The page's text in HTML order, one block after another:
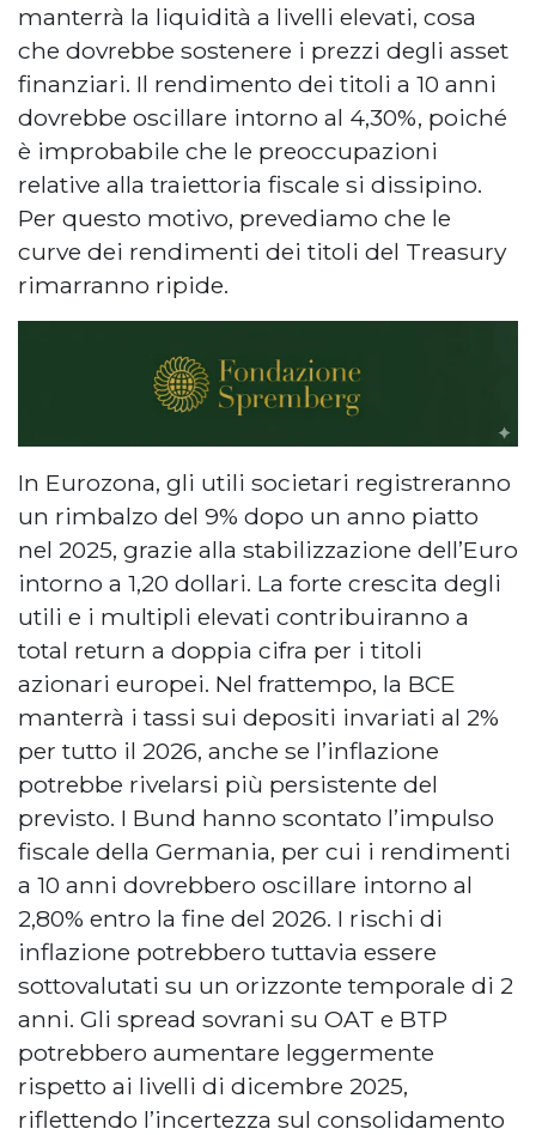
manterrà la liquidità a livelli elevati, cosa
che dovrebbe sostenere i prezzi degli asset
finanziari. Il rendimento dei titoli a 10 anni
dovrebbe oscillare intorno al 4,30%, poiché
è improbabile che le preoccupazioni
relative alla traiettoria fiscale si dissipino.
Per questo motivo, prevediamo che le
curve dei rendimenti dei titoli del Treasury
rimarranno ripide.
In Eurozona, gli utili societari registreranno
un rimbalzo del 9% dopo un anno piatto
nel 2025, grazie alla stabilizzazione dell’Euro
intorno a 1,20 dollari. La forte crescita degli
utili e i multipli elevati contribuiranno a
total return a doppia cifra per i titoli
azionari europei. Nel frattempo, la BCE
manterrà i tassi sui depositi invariati al 2%
per tutto il 2026, anche se l’inflazione
potrebbe rivelarsi più persistente del
previsto. I Bund hanno scontato l’impulso
fiscale della Germania, per cui i rendimenti
a 10 anni dovrebbero oscillare intorno al
2,80% entro la fine del 2026. I rischi di
inflazione potrebbero tuttavia essere
sottovalutati su un orizzonte temporale di 2
anni. Gli spread sovrani su OAT e BTP
potrebbero aumentare leggermente
rispetto ai livelli di dicembre 2025,
riflettendo l’incertezza sul consolidamento